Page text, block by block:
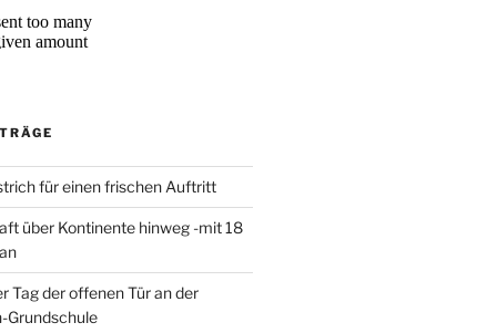
für einen frischen Auftritt
über Kontinente hinweg -mit 18
Tag der offenen Tür an der
Grundschule